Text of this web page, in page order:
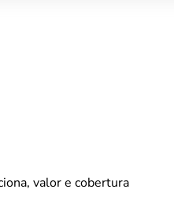
valor e cobertura